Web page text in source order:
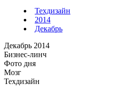
Техдизайн
2014
Декабрь
Декабрь 2014
Бизнес-линч
Фото дня
Мозг
Техдизайн